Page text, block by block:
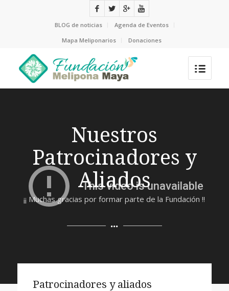
BLOG de noticias
Agenda de Eventos
Mapa Meliponarios
Donaciones
Nuestros
Patrocinadores y
Aliados
¡¡ Muchas gracias por formar parte de la Fundación !!
Patrocinadores y aliados